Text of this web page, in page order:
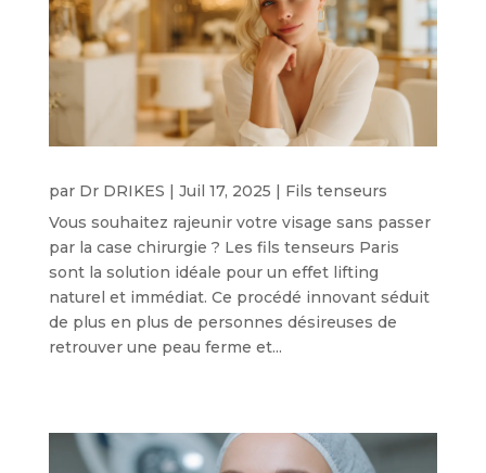
par Dr DRIKES | Juil 17, 2025 | Fils tenseurs
Vous souhaitez rajeunir votre visage sans passer
par la case chirurgie ? Les fils tenseurs Paris
sont la solution idéale pour un effet lifting
naturel et immédiat. Ce procédé innovant séduit
de plus en plus de personnes désireuses de
retrouver une peau ferme et...